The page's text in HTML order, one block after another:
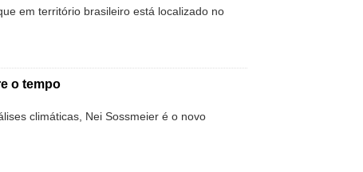
em território brasileiro está localizado no
o tempo
climáticas, Nei Sossmeier é o novo